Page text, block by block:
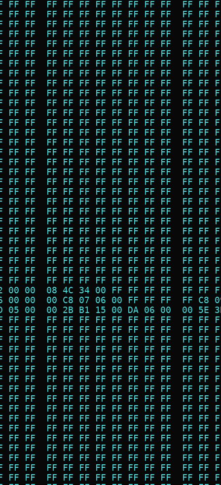
FF FF  FF FF FF FF FF FF FF FF  FF
FF FF  FF FF FF FF FF FF FF FF  FF
FF FF  FF FF FF FF FF FF FF FF  FF
FF FF  FF FF FF FF FF FF FF FF  FF
FF FF  FF FF FF FF FF FF FF FF  FF
FF FF  FF FF FF FF FF FF FF FF  FF
FF FF  FF FF FF FF FF FF FF FF  FF
FF FF  FF FF FF FF FF FF FF FF  FF
FF FF  FF FF FF FF FF FF FF FF  FF
FF FF  FF FF FF FF FF FF FF FF  FF
FF FF  FF FF FF FF FF FF FF FF  FF
FF FF  FF FF FF FF FF FF FF FF  FF
FF FF  FF FF FF FF FF FF FF FF  FF
FF FF  FF FF FF FF FF FF FF FF  FF
FF FF  FF FF FF FF FF FF FF FF  FF
FF FF  FF FF FF FF FF FF FF FF  FF
FF FF  FF FF FF FF FF FF FF FF  FF
FF FF  FF FF FF FF FF FF FF FF  FF
FF FF  FF FF FF FF FF FF FF FF  FF
FF FF  FF FF FF FF FF FF FF FF  FF
FF FF  FF FF FF FF FF FF FF FF  FF
FF FF  FF FF FF FF FF FF FF FF  FF
FF FF  FF FF FF FF FF FF FF FF  FF
FF FF  FF FF FF FF FF FF FF FF  FF
FF FF  FF FF FF FF FF FF FF FF  FF
FF FF  FF FF FF FF FF FF FF FF  FF
FF FF  FF FF FF FF FF FF FF FF  FF
FF FF  FF FF FF FF FF FF FF FF  FF
FF FF  FF FF FF FF FF FF FF FF  FF
00 00  08 4C 34 00 FF FF FF FF  FF
00 00  00 C8 07 06 00 FF FF FF  FF
05 00  00 2B B1 15 00 DA 06 00  00
FF FF  FF FF FF FF FF FF FF FF  FF
FF FF  FF FF FF FF FF FF FF FF  FF
FF FF  FF FF FF FF FF FF FF FF  FF
FF FF  FF FF FF FF FF FF FF FF  FF
FF FF  FF FF FF FF FF FF FF FF  FF
FF FF  FF FF FF FF FF FF FF FF  FF
FF FF  FF FF FF FF FF FF FF FF  FF
FF FF  FF FF FF FF FF FF FF FF  FF
FF FF  FF FF FF FF FF FF FF FF  FF
FF FF  FF FF FF FF FF FF FF FF  FF
FF FF  FF FF FF FF FF FF FF FF  FF
FF FF  FF FF FF FF FF FF FF FF  FF
FF FF  FF FF FF FF FF FF FF FF  FF
FF FF  FF FF FF FF FF FF FF FF  FF
FF FF  FF FF FF FF FF FF FF FF  FF
FF FF  FF FF FF FF FF FF FF FF  FF
FF FF  FF FF FF FF FF FF FF FF  FF